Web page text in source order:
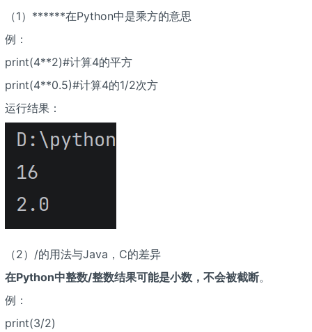
（1）******在Python中是乘方的意思
例：
print(4**2)#计算4的平方
print(4**0.5)#计算4的1/2次方
运行结果：
（2）/的用法与Java，C的差异
在Python中整数/整数结果可能是小数，不会被截断。
例：
print(3/2)